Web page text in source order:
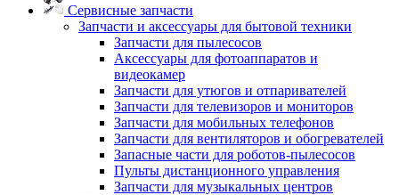
Сервисные запчасти
Запчасти и аксессуары для бытовой техники
Запчасти для пылесосов
Аксессуары для фотоаппаратов и
видеокамер
Запчасти для утюгов и отпаривателей
Запчасти для телевизоров и мониторов
Запчасти для мобильных телефонов
Запчасти для вентиляторов и обогревателей
Запасные части для роботов-пылесосов
Пульты дистанционного управления
Запчасти для музыкальных центров